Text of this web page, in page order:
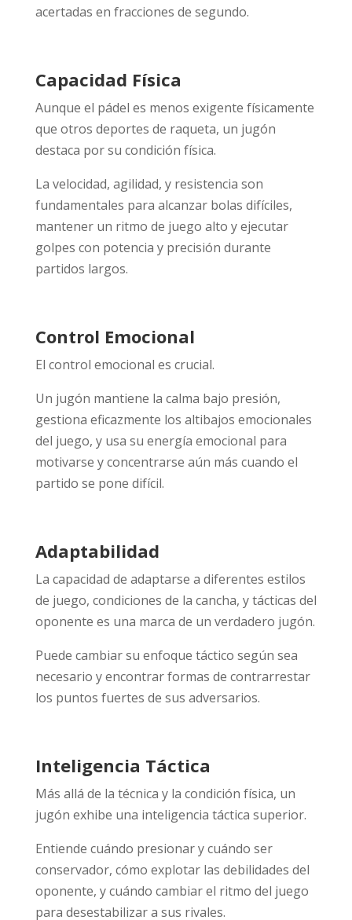
acertadas en fracciones de segundo.
Capacidad Física
Aunque el pádel es menos exigente físicamente
que otros deportes de raqueta, un jugón
destaca por su condición física.
La velocidad, agilidad, y resistencia son
fundamentales para alcanzar bolas difíciles,
mantener un ritmo de juego alto y ejecutar
golpes con potencia y precisión durante
partidos largos.
Control Emocional
El control emocional es crucial.
Un jugón mantiene la calma bajo presión,
gestiona eficazmente los altibajos emocionales
del juego, y usa su energía emocional para
motivarse y concentrarse aún más cuando el
partido se pone difícil.
Adaptabilidad
La capacidad de adaptarse a diferentes estilos
de juego, condiciones de la cancha, y tácticas del
oponente es una marca de un verdadero jugón.
Puede cambiar su enfoque táctico según sea
necesario y encontrar formas de contrarrestar
los puntos fuertes de sus adversarios.
Inteligencia Táctica
Más allá de la técnica y la condición física, un
jugón exhibe una inteligencia táctica superior.
Entiende cuándo presionar y cuándo ser
conservador, cómo explotar las debilidades del
oponente, y cuándo cambiar el ritmo del juego
para desestabilizar a sus rivales.